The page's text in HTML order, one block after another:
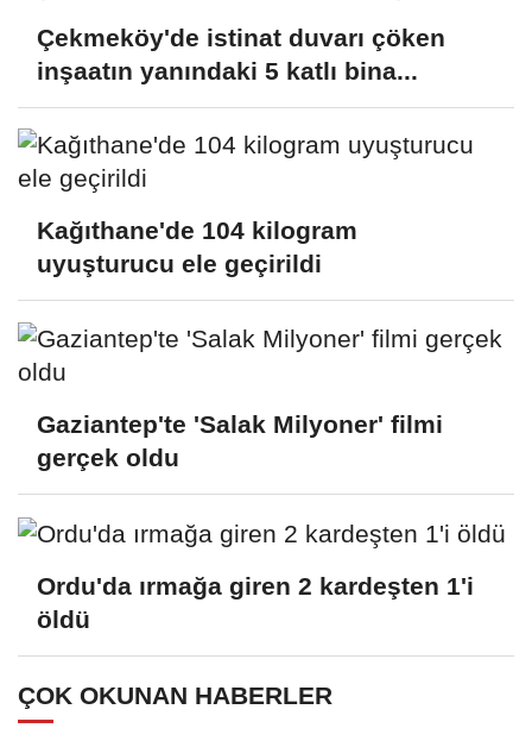
Çekmeköy'de istinat duvarı çöken
inşaatın yanındaki 5 katlı bina...
Kağıthane'de 104 kilogram
uyuşturucu ele geçirildi
Gaziantep'te 'Salak Milyoner' filmi
gerçek oldu
Ordu'da ırmağa giren 2 kardeşten 1'i
öldü
ÇOK OKUNAN HABERLER